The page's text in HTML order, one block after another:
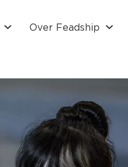
Over Feadship